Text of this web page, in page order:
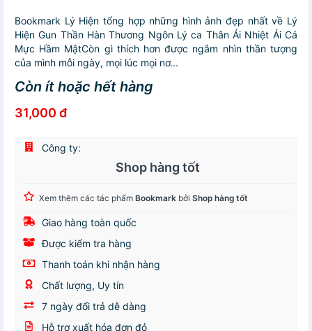
Bookmark Lý Hiện tổng hợp những hình ảnh đẹp nhất về Lý
Hiện Gun Thần Hàn Thương Ngôn Lý ca Thân Ái Nhiệt Ái Cá
Mực Hầm MậtCòn gì thích hơn được ngắm nhìn thần tượng
của mình mỗi ngày, mọi lúc mọi nơ...
Còn ít hoặc hết hàng
31,000 đ
Công ty:
Shop hàng tốt
Xem thêm các tác phẩm Bookmark bởi Shop hàng tốt
Giao hàng toàn quốc
Được kiểm tra hàng
Thanh toán khi nhận hàng
Chất lượng, Uy tín
7 ngày đổi trả dễ dàng
Hỗ trợ xuất hóa đơn đỏ